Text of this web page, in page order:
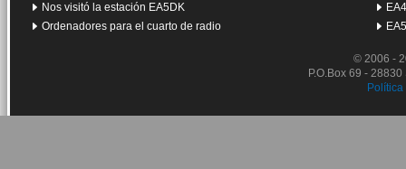
Nos visitó la estación EA5DK
Ordenadores para el cuarto de radio
© 2006 -
P.O.Box 69 -